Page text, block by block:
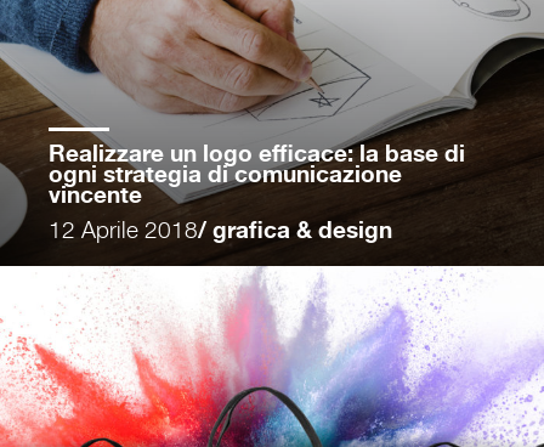
Realizzare un logo efficace: la base di
ogni strategia di comunicazione
vincente
12 Aprile 2018/ grafica & design